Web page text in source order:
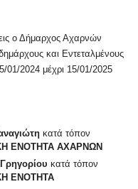
ο Δήμαρχος Αχαρνών
και Εντεταλμένους
01/2024 μέχρι 15/01/2025
κατά τόπον
ΕΝΟΤΗΤΑ ΑΧΑΡΝΩΝ
Γρηγορίου κατά τόπον
ΕΝΟΤΗΤΑ